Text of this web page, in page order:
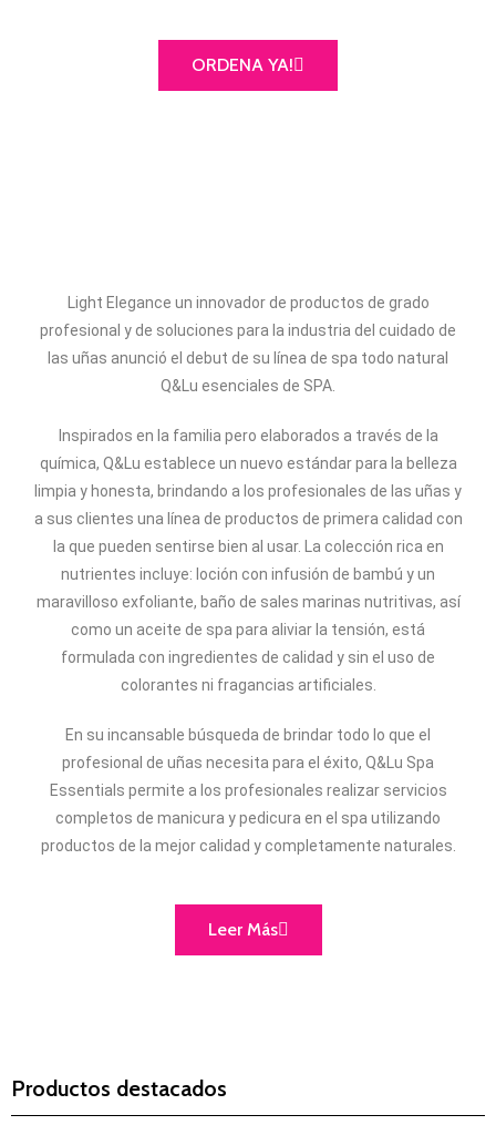
ORDENA YA!
Light Elegance un innovador de productos de grado
profesional y de soluciones para la industria del cuidado de
las uñas anunció el debut de su línea de spa todo natural
Q&Lu esenciales de SPA
Inspirados en la familia pero elaborados a través de la
química, Q&Lu establece un nuevo estándar para la belleza
limpia y honesta, brindando a los profesionales de las uñas y
a sus clientes una línea de productos de primera calidad con
la que pueden sentirse bien al usar. La colección rica en
nutrientes incluye: loción con infusión de bambú y un
maravilloso exfoliante, baño de sales marinas nutritivas, así
como un aceite de spa para aliviar la tensión, está
formulada con ingredientes de calidad y sin el uso de
colorantes ni fragancias artificiales.
En su incansable búsqueda de brindar todo lo que el
profesional de uñas necesita para el éxito, Q&Lu Spa
Essentials permite a los profesionales realizar servicios
completos de manicura y pedicura en el spa utilizando
productos de la mejor calidad y completamente naturales.
Leer Más
Productos destacados